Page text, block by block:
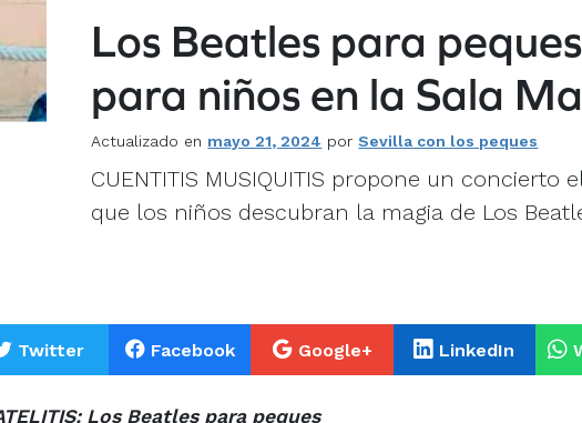
Los Beatles para
para niños en la Sala
Actualizado en mayo 21, 2024 porSevilla con los peques
CUENTITIS MUSIQUITIS propone un concierto
que los niños descubran la magia de Los
Twitter Facebook Google+ LinkedIn
Los Beatles para peques